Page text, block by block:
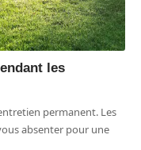
les
permanent. Les
absenter pour une